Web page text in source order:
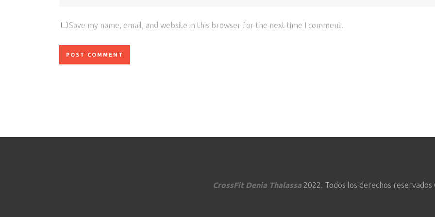
Save my name, email, and website in this browser for the next time I comment.
CrossFit Denia Thalassa2022. Todos los derechos reservados